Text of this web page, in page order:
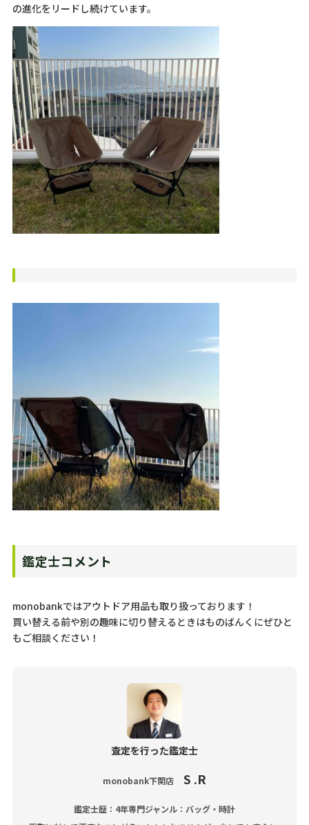
の進化をリードし続けています。
鑑定士コメント
monobankではアウトドア用品も取り扱っております！
買い替える前や別の趣味に切り替えるときはものばんくにぜひと
もご相談ください！
査定を行った鑑定士
monobank下関店 S .R
鑑定士歴：4年専門ジャンル：バッグ・時計